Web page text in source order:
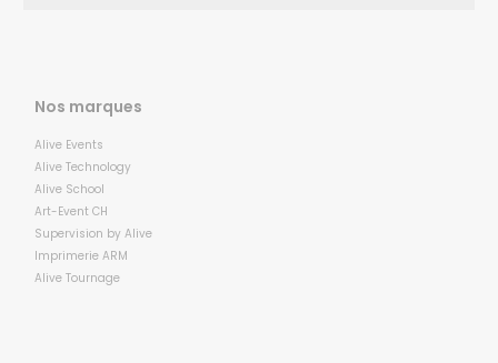
Nos marques
Alive Events
Alive Technology
Alive School
Art-Event CH
Supervision by Alive
Imprimerie ARM
Alive Tournage